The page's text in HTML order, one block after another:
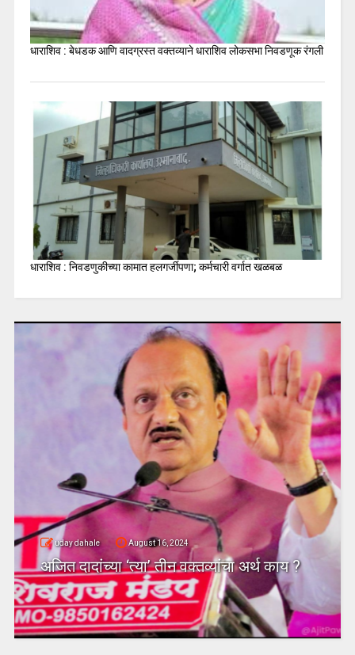
धाराशिव : बेधडक आणि वादग्रस्त वक्तव्याने धाराशिव लोकसभा निवडणूक रंगली
धाराशिव : निवडणुकीच्या कामात हलगर्जीपणा; कर्मचारी वर्गात खळबळ
uday dahale August 16, 2024
अजित दादांच्या ‘त्या’ तीन वक्तव्यांचा अर्थ काय ?